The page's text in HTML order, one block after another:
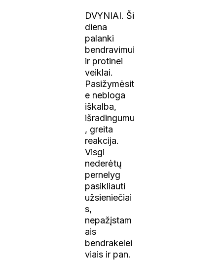
DVYNIAI. Ši
diena
palanki
bendravimui
ir protinei
veiklai.
Pasižymėsit
e nebloga
iškalba,
išradingumu
, greita
reakcija.
Visgi
nederėtų
pernelyg
pasikliauti
užsieniečiai
s,
nepažįstam
ais
bendrakelei
viais ir pan.